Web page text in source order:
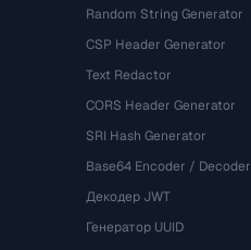
Random String Generator
CSP Header Generator
Text Redactor
CORS Header Generator
SRI Hash Generator
Base64 Encoder / Decoder
Декодер JWT
Генератор UUID